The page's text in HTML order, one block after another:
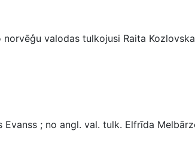
valodas tulkojusi Raita
; no angl. val. tulk. Elfrīda